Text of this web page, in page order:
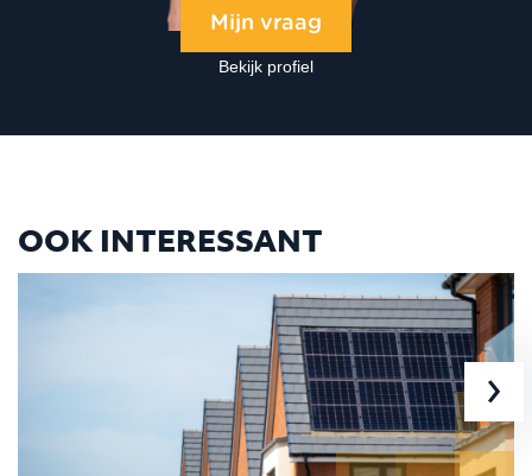
Mijn vraag
Bekijk profiel
OOK INTERESSANT
›